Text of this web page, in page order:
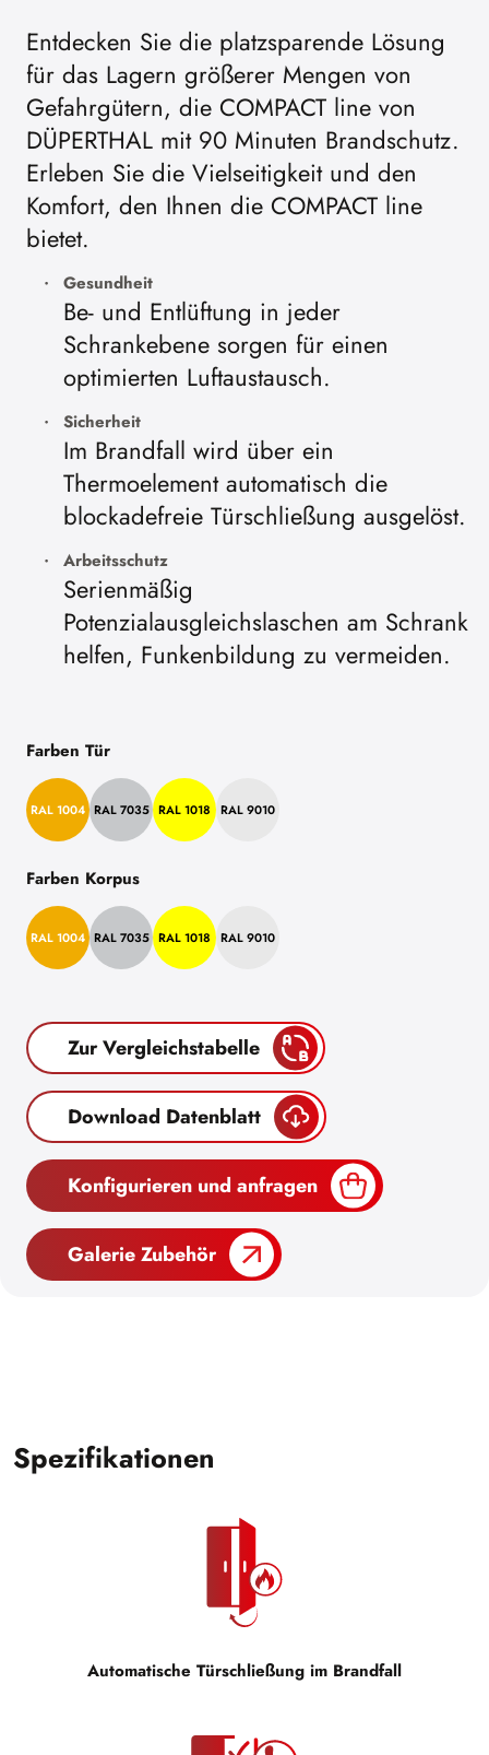
Entdecken Sie die platzsparende Lösung
für das Lagern größerer Mengen von
Gefahrgütern, die COMPACT line von
DÜPERTHAL mit 90 Minuten Brandschutz.
Erleben Sie die Vielseitigkeit und den
Komfort, den Ihnen die COMPACT line
bietet.
Gesundheit
Be- und Entlüftung in jeder
Schrankebene sorgen für einen
optimierten Luftaustausch.
Sicherheit
Im Brandfall wird über ein
Thermoelement automatisch die
blockadefreie Türschließung ausgelöst.
Arbeitsschutz
Serienmäßig
Potenzialausgleichslaschen am Schrank
helfen, Funkenbildung zu vermeiden.
Farben Tür
RAL 1004 RAL 7035 RAL 1018 RAL 9010
Farben Korpus
RAL 1004 RAL 7035 RAL 1018 RAL 9010
Zur Vergleichstabelle
Download Datenblatt
Konfigurieren und anfragen
Galerie Zubehör
Spezifikationen
Automatische Türschließung im Brandfall